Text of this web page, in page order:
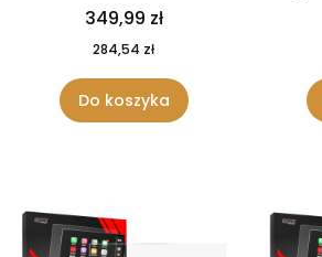
349,99 zł
284,54 zł
Do koszyka